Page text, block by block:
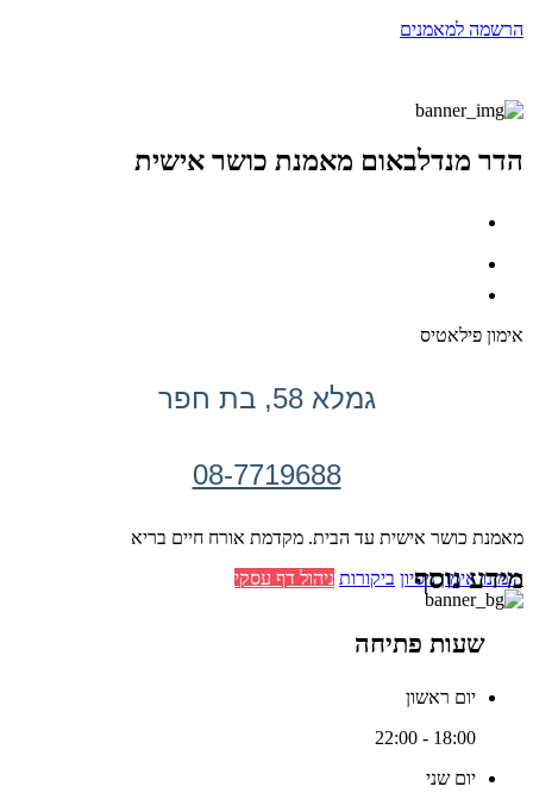
הרשמה למאמנים
הדר מנדלבאום מאמנת כושר אישית
אימון פילאטיס
גמלא 58, בת חפר
08-7719688
מאמנת כושר אישית עד הבית. מקדמת אורח חיים בריא
הזמינו אימון ניסיון ביקורות ניהול דף עסקי מידע נוסף
שעות פתיחה
יום ראשון
18:00 - 22:00
יום שני